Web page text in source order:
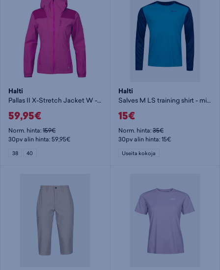
Halti
Pallas II X-Stretch Jacket W - naisten stretch-takki
59,95€
Norm. hinta:159€
30pv alin hinta: 59,95€
38 40
Halti
Salves M LS training shirt - miesten pitkähihainen paita
15€
Norm. hinta:35€
30pv alin hinta: 15€
Useita kokoja